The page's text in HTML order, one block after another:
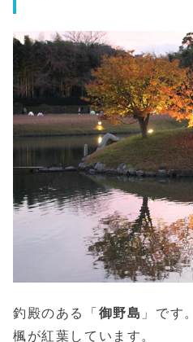
釣殿のある「 御野島 」です。
楓が紅葉しています。